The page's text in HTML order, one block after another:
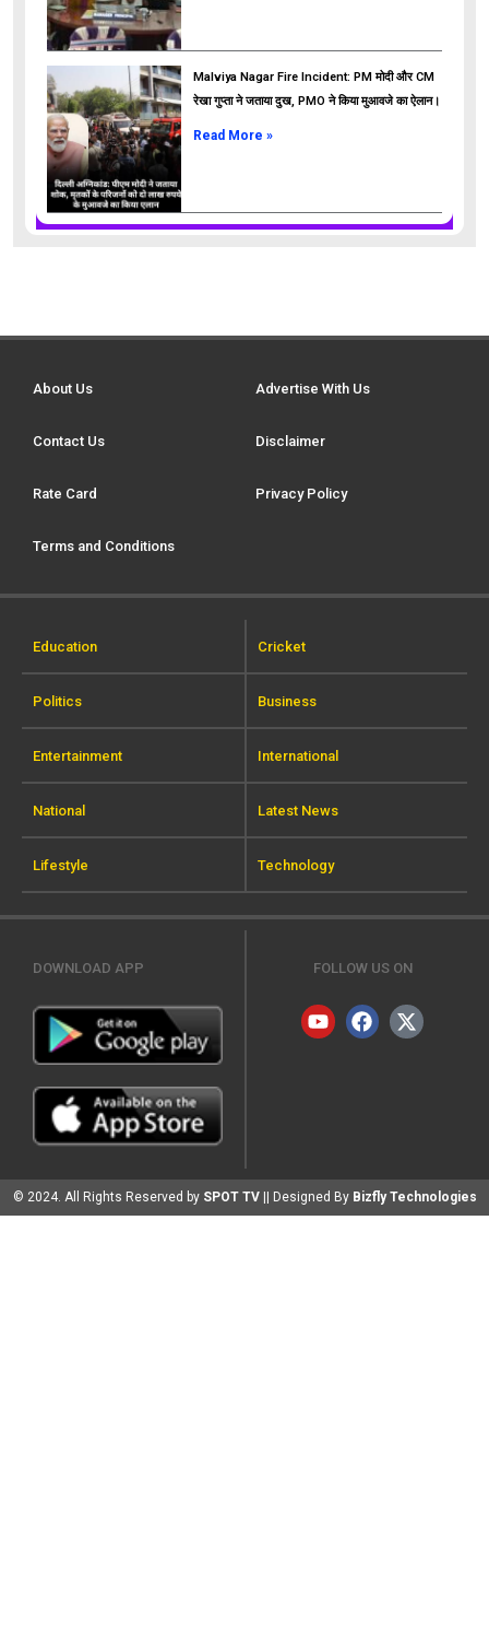
Malviya Nagar Fire Incident: PM मोदी और CM
रेखा गुप्ता ने जताया दुख, PMO ने किया मुआवजे का ऐलान।
Read More »
About Us Advertise With Us
Contact Us Disclaimer
Rate Card Privacy Policy
Terms and Conditions
Education Cricket
Politics Business
Entertainment International
National Latest News
Lifestyle Technology
DOWNLOAD APP FOLLOW US ON
© 2024. All Rights Reserved by SPOT TV || Designed By Bizfly Technologies